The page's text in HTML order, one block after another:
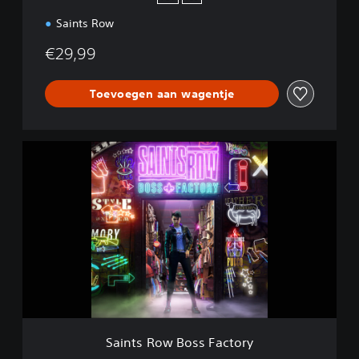
Saints Row
€29,99
Toevoegen aan wagentje
s
Saints Row Boss Factory